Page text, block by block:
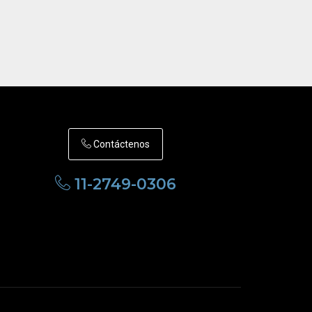
Contáctenos
11-2749-0306